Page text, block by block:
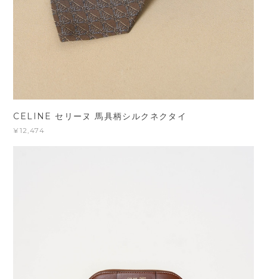
CELINE セリーヌ 馬具柄シルクネクタイ
¥12,474